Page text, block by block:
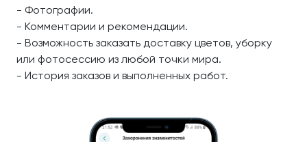
- Фотографии.
- Комментарии и рекомендации.
- Возможность заказать доставку цветов, уборку
или фотосессию из любой точки мира.
- История заказов и выполненных работ.